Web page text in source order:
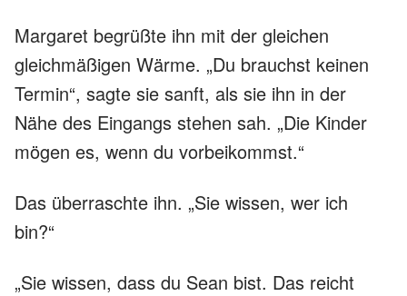
Margaret begrüßte ihn mit der gleichen
gleichmäßigen Wärme. „Du brauchst keinen
Termin“, sagte sie sanft, als sie ihn in der
Nähe des Eingangs stehen sah. „Die Kinder
mögen es, wenn du vorbeikommst.“
Das überraschte ihn. „Sie wissen, wer ich
bin?“
„Sie wissen, dass du Sean bist. Das reicht